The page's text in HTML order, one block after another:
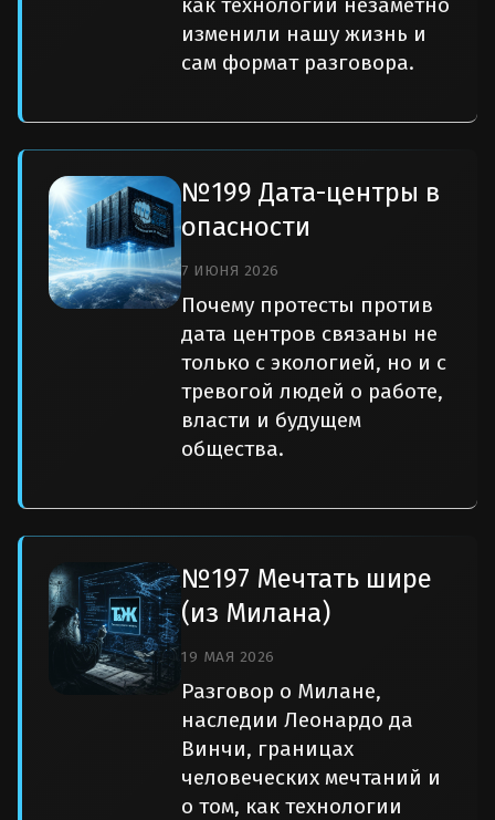
изменили нашу жизнь и
сам формат разговора.
№199 Дата-центры в
опасности
7 ИЮНЯ 2026
Почему протесты против
дата центров связаны не
только с экологией, но и с
тревогой людей о работе,
власти и будущем
общества.
№197 Мечтать шире
(из Милана)
19 МАЯ 2026
Разговор о Милане,
наследии Леонардо да
Винчи, границах
человеческих мечтаний и
о том, как технологии